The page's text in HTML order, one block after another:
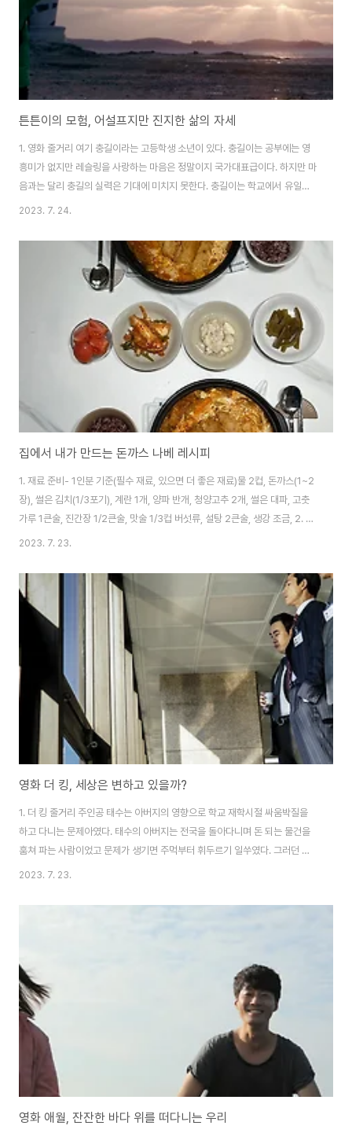
튼튼이의 모험, 어설프지만 진지한 삶의 자세
1. 영화 줄거리 여기 충길이라는 고등학생 소년이 있다. 충길이는 공부에는 영
흥미가 없지만 레슬링을 사랑하는 마음은 정말이지 국가대표급이다. 하지만 마
음과는 달리 충길의 실력은 기대에 미치지 못한다. 충길이는 학교에서 유일한
레슬링부원이고 생계를 이어가기 위해 마트에서 아르바이트를 하며 운동을 하
상태이고 같이 레슬링을 했던 친구 진권마저도 지금은 운동을 그만두고 막노동
을 하고 있다. 하지만 충길이는 레슬링을 그만 둘 마음이 전혀 없다. 어떻게든
레슬링부를 살려 전국체전에 나가는 것이 충길이의 꿈이다. 그렇게 레슬링을
하고 싶은 충길이는 우여곡절 끝에 친구 진권이와 동네 불량서클 블래타이거
멤버인 혁준과 함께 셋이서 전국체전 예선..
2023. 7. 24.
집에서 내가 만드는 돈까스 나베 레시피
1. 재료 준비- 1인분 기준(필수 재료, 있으면 더 좋은 재료)물 2컵, 돈까스(1~2
장), 썰은 김치(1/3포기), 계란 1개, 양파 반개, 청양고추 2개, 썰은 대파, 고춧
가루 1큰술, 진간장 1/2큰술, 맛술 1/3컵 버섯류, 설탕 2큰술, 생강 조금, 2. 만
드는 순서일단 재료를 요리하기 편하게 손질을 해 주세요. 김치는 먹기 좋게 썰
하시는 다른 채소류가 있으면 다 먹기좋게 썰어서 준비 해 주세요. 돈까스는 미
리 튀겨야 하지만 대부분 냉동돈까스를 쓰실테니 별도의 손질은 필요 없을거라
생각됩니다. 이제 재료가 준비가 되었으면 돈까스 나베를 시작해 보겠습니다.
물을 2컵 넣고 진간장 1/2컵, 맛술 1/3컵, 설탕 2큰술..
2023. 7. 23.
영화 더 킹, 세상은 변하고 있을까?
1. 더 킹 줄거리 주인공 태수는 아버지의 영향으로 학교 재학시절 싸움박질을
하고 다니는 문제아였다. 태수의 아버지는 전국을 돌아다니며 돈 되는 물건을
훔쳐 파는 사람이었고 문제가 생기면 주먹부터 휘두르기 일쑤였다. 그러던 어
느날 태수는 아버지가 집에서 한 주먹거리도 안돼 보이는 양복 입은 사람에게
것을 알게 되고 학창 시절에는 자신처럼 주먹을 잘 쓰는 사람이 잘 나가지만 커
열심히 공부를 하기 시작했고 결국 원하던 서울대에 입학하게 된다. 하지만 그
곳에서 학생운동을 한다는 누..
2023. 7. 23.
영화 애월, 잔잔한 바다 위를 떠다니는 우리